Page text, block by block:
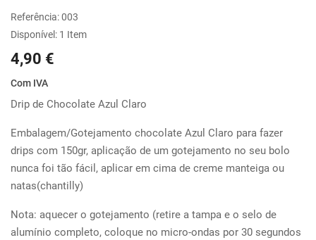
Referência:003
Disponível: 1 Item
4,90 €
Com IVA
Drip de Chocolate Azul Claro
Embalagem/Gotejamento chocolate Azul Claro para fazer
drips com 150gr, aplicação de um gotejamento no seu bolo
nunca foi tão fácil, aplicar em cima de creme manteiga ou
natas(chantilly)
Nota: aquecer o gotejamento (retire a tampa e o selo de
alumínio completo, coloque no micro-ondas por 30 segundos